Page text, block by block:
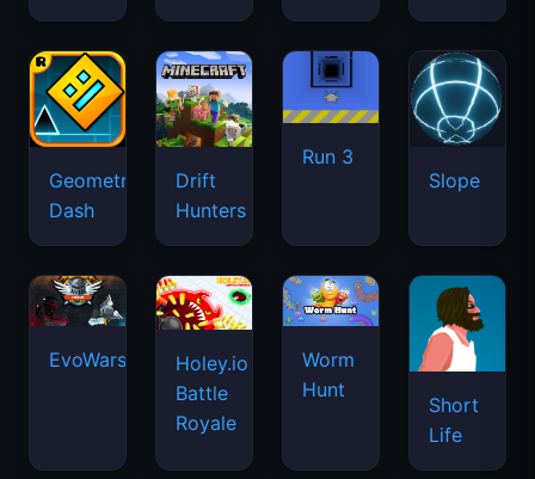
Geometry
Dash
Drift
Hunters
Run 3
Slope
EvoWars.io
Holey.io
Battle
Royale
Worm
Hunt
Short
Life